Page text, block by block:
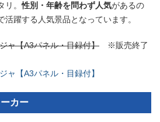
リ。性別・年齢を問わず人気があるの
躍する人気景品となっています。
ャ【A3パネル・目録付】 ※販売終了
ャ【A3パネル・目録付】
カー